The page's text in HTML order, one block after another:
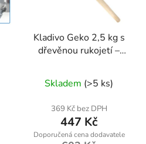
Kladivo Geko 2,5 kg s
dřevěnou rukojetí –
domácnost i dílnu
Skladem (>5 ks)
369 Kč bez DPH
447 Kč